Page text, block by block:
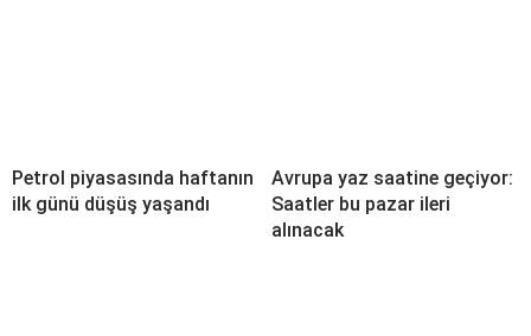
Petrol piyasasında haftanın
ilk günü düşüş yaşandı
Avrupa yaz saatine geçiyor:
Saatler bu pazar ileri
alınacak